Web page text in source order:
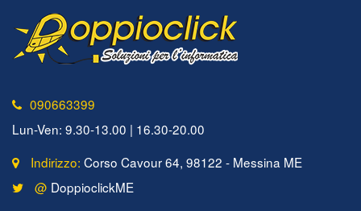
090663399
Lun-Ven: 9.30-13.00 | 16.30-20.00
Indirizzo: Corso Cavour 64, 98122 - Messina ME
@ DoppioclickME